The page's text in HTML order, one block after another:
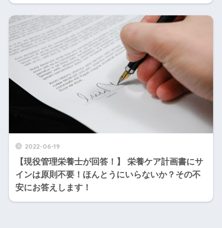
2022-06-19
【現役管理栄養士が回答！】 栄養ケア計画書にサ
インは原則不要！ほんとうにいらないか？その不
安にお答えします！